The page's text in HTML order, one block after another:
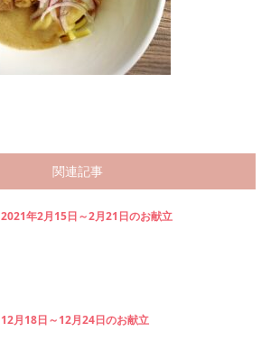
関連記事
2021年2月15日～2月21日のお献立
12月18日～12月24日のお献立